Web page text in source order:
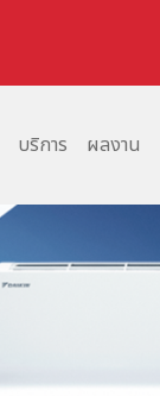
บริการ ผลงาน